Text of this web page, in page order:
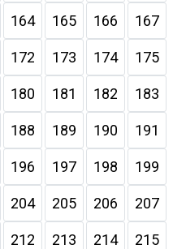
164 165 166 167
172 173 174 175
180 181 182 183
188 189 190 191
196 197 198 199
204 205 206 207
212 213 214 215